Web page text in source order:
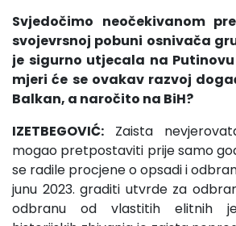
Svjedočimo neočekivanom
svojevrsnoj pobuni osnivača
je sigurno utjecala na
mjeri će se ovakav razvoj
Balkan, a naročito na BiH?
IZETBEGOVIĆ: Zaista
mogao pretpostaviti prije samo
se radile procjene o opsadi i
junu 2023. graditi utvrde za
odbranu od vlastitih elitnih